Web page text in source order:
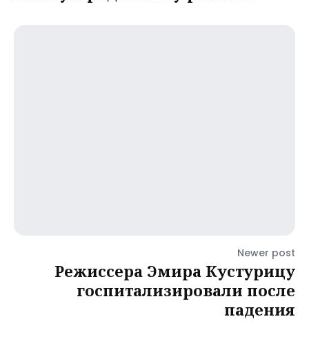
Newer post
Режиссера Эмира Кустурицу
госпитализировали после
падения